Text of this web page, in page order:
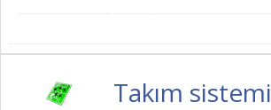
Takım sistemi